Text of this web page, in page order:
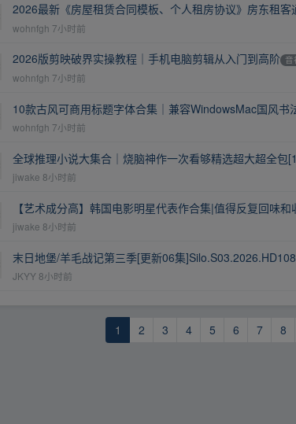
2026最新《房屋租赁合同模板、个人租房协议》房东租客
wohnfgh 7小时前
2026版剪映破界实操教程｜手机电脑剪辑从入门到高阶 音
wohnfgh 7小时前
10款古风可商用标题字体合集｜兼容WindowsMac国风书
wohnfgh 7小时前
全球推理小说大集合｜烧脑神作一次看够精选超大超全包
jiwake 8小时前
【艺术成分高】韩国电影明星代表作合集|值得反复回味
jiwake 8小时前
末日地堡/羊毛战记第三季[更新06集
JKYY 8小时前
1 2 3 4 5 6 7 8